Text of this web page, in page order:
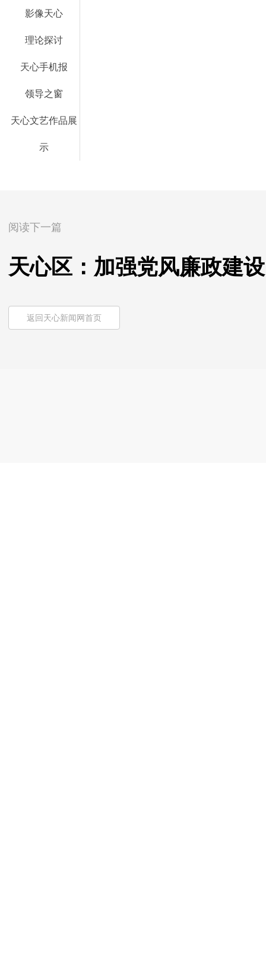
影像天心
理论探讨
天心手机报
领导之窗
天心文艺作品展
示
阅读下一篇
天心区：加强党风廉政建
返回天心新闻网首页